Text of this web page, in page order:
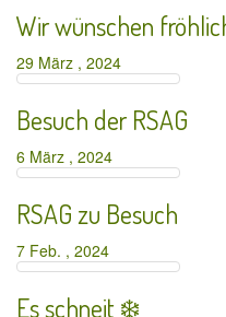
Wir wünschen
29 März , 2024
Besuch der RSAG
6 März , 2024
RSAG zu Besuch
7 Feb. , 2024
Es schneit ❄️